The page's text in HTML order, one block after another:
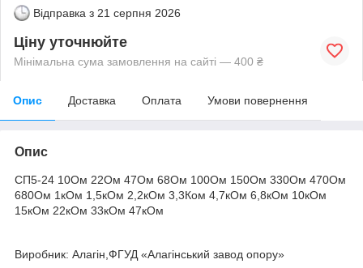
Відправка з 21 серпня 2026
Ціну уточнюйте
Мінімальна сума замовлення на сайті — 400 ₴
Опис Доставка Оплата Умови повернення
Опис
СП5-24 10Ом 22Ом 47Ом 68Ом 100Ом 150Ом 330Ом 470Ом
680Ом 1кОм 1,5кОм 2,2кОм 3,3Ком 4,7кОм 6,8кОм 10кОм
15кОм 22кОм 33кОм 47кОм
Виробник: Алагін,ФГУД «Алагінський завод опору»